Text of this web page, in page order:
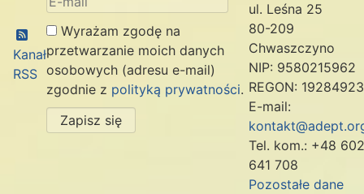
Kanał
RSS
Wyrażam zgodę na
przetwarzanie moich danych
osobowych (adresu e-mail)
zgodnie z polityką prywatności.
Zapisz się
ul. Leśna 25
80-209
Chwaszczyno
NIP: 9580215962
REGON:
E-mail:
Tel. kom.: +48 602
641 708
Pozostałe dane